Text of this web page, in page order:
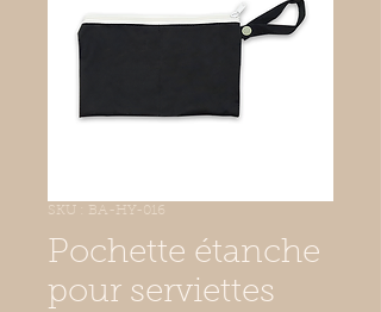
SKU : BA-HY-016
Pochette étanche
pour serviettes